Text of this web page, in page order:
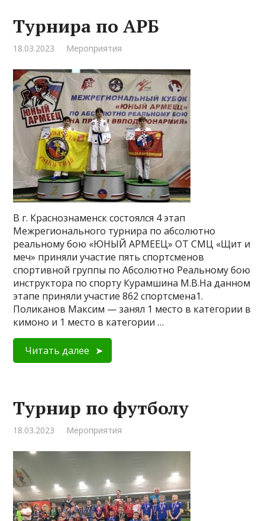
Турнира по АРБ
18.03.2023 Мероприятия
В г. Краснознаменск состоялся 4 этап
Межрегионального турнира по абсолютно
реальному бою «ЮНЫЙ АРМЕЕЦ» ОТ СМЦ «Щит и
меч» приняли участие пять спортсменов
спортивной группы по Абсолютно Реальному бою
инструктора по спорту Курамшина М.В.На данном
этапе приняли участие 862 спортсмена1.
Поликанов Максим — занял 1 место в категории в
кимоно и 1 место в категории …
Читать далее
Турнир по футболу
18.03.2023 Мероприятия